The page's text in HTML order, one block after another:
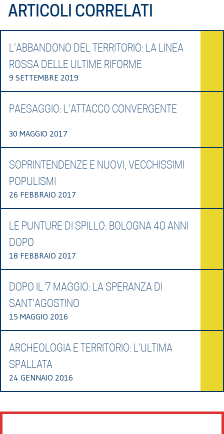
ARTICOLI CORRELATI
L’ABBANDONO DEL TERRITORIO: LA LINEA
ROSSA DELLE ULTIME RIFORME
9 SETTEMBRE 2019
PAESAGGIO: L’ATTACCO CONVERGENTE
30 MAGGIO 2017
SOPRINTENDENZE E NUOVI, VECCHISSIMI
POPULISMI
26 FEBBRAIO 2017
LE PUNTURE DI SPILLO: BOLOGNA 40 ANNI
DOPO
18 FEBBRAIO 2017
DOPO IL 7 MAGGIO: LA SPERANZA DI
SANT'AGOSTINO
15 MAGGIO 2016
ARCHEOLOGIA E TERRITORIO: L'ULTIMA
SPALLATA
24 GENNAIO 2016